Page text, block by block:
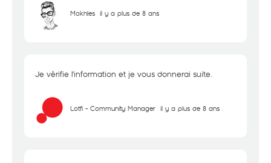
Mokhles il y a plus de 8 ans
Je vérifie l'information et je vous donnerai suite.
Lotfi - Community Manager il y a plus de 8 ans